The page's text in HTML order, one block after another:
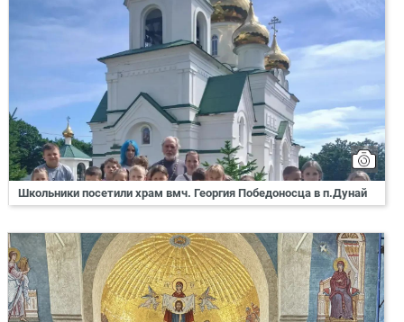
Школьники посетили храм вмч. Георгия Победоносца в п.Дунай